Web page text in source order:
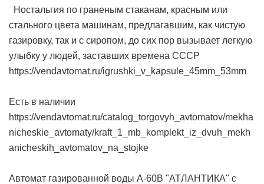
Ностальгия по граненым стаканам, красным или
стального цвета машинам, предлагавшим, как чистую
газировку, так и с сиропом, до сих пор вызывает легкую
улыбку у людей, заставших времена СССР
https://vendavtomat.ru/igrushki_v_kapsule_45mm_53mm
Есть в наличии
https://vendavtomat.ru/catalog_torgovyh_avtomatov/mekha
nicheskie_avtomaty/kraft_1_mb_komplekt_iz_dvuh_mekh
anicheskih_avtomatov_na_stojke
Автомат газированной воды А-60В "АТЛАНТИКА" с